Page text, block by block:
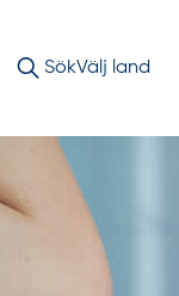
SökVälj land